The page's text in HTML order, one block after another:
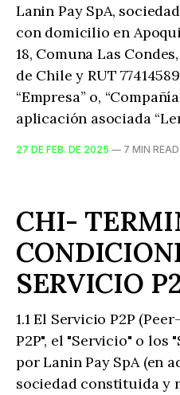
Lanin Pay SpA,
con domicilio en
18, Comuna Las
de Chile y RUT
“Empresa” o,
aplicación asociada
27 DE FEB. DE 2025 — 7 MIN READ
CHI-
SERVICIO
1.1 El Servicio P2P
P2P", el "Servicio" o los
por Lanin Pay SpA (en
sociedad constituida y